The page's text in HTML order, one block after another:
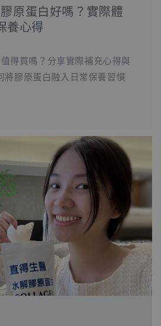
原蛋白好嗎？實際體
養心得
得買嗎？分享實際補充心得與
將膠原蛋白融入日常保養習慣